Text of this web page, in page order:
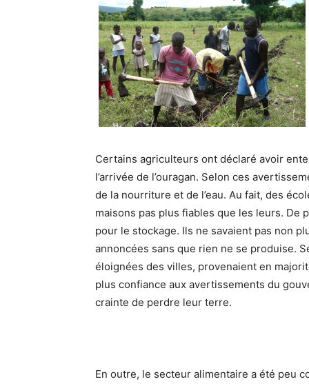
Certains agriculteurs ont déclaré avoir
l’arrivée de l’ouragan. Selon ces
de la nourriture et de l’eau. Au fait, des
maisons pas plus fiables que les leurs. De
pour le stockage. Ils ne savaient pas non
annoncées sans que rien ne se produise.
éloignées des villes, provenaient en
plus confiance aux avertissements du
crainte de perdre leur terre.
En outre, le secteur alimentaire a été peu